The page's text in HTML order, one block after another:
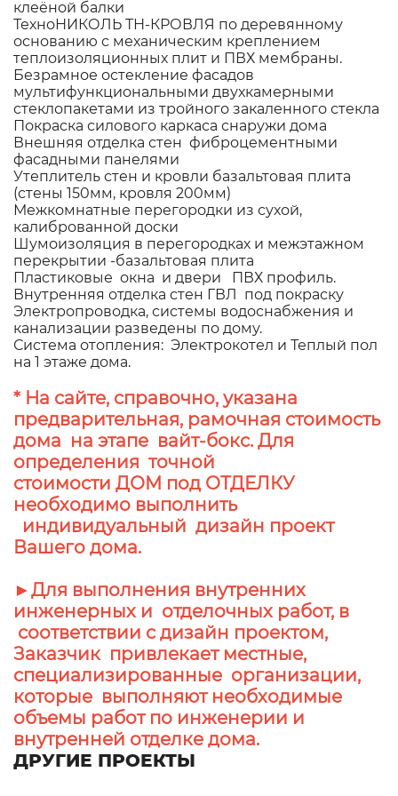
клеёной балки
ТехноНИКОЛЬ ТН-КРОВЛЯ по деревянному
основанию с механическим креплением
теплоизоляционных плит и ПВХ мембраны.
Безрамное остекление фасадов
мультифункциональными двухкамерными
стеклопакетами из тройного закаленного стекла
Покраска силового каркаса снаружи дома
Внешняя отделка стен фиброцементными
фасадными панелями
Утеплитель стен и кровли базальтовая плита
(стены 150мм, кровля 200мм)
Межкомнатные перегородки из сухой,
калиброванной доски
Шумоизоляция в перегородках и межэтажном
перекрытии -базальтовая плита
Пластиковые окна и двери ПВХ профиль.
Внутренняя отделка стен ГВЛ под покраску
Электропроводка, системы водоснабжения и
канализации разведены по дому.
Система отопления: Электрокотел и Теплый пол
на 1 этаже дома.
* На сайте, справочно, указана
предварительная, рамочная стоимость
дома на этапе вайт-бокс. Для
определения точной
стоимости ДОМ под ОТДЕЛКУ
необходимо выполнить
индивидуальный дизайн проект
Вашего дома.
►Для выполнения внутренних
инженерных и отделочных работ, в
соответствии с дизайн проектом,
Заказчик привлекает местные,
специализированные организации,
которые выполняют необходимые
объемы работ по инженерии и
внутренней отделке дома.
ДРУГИЕ ПРОЕКТЫ